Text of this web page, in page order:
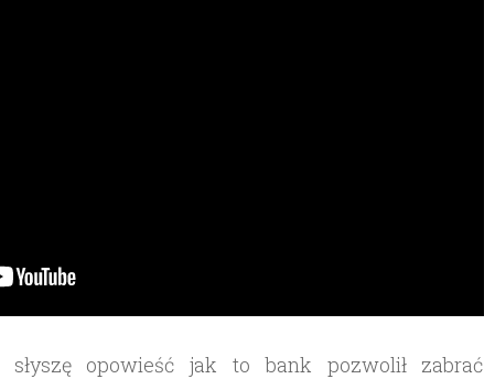
opowieść jak to bank pozwolił zabrać